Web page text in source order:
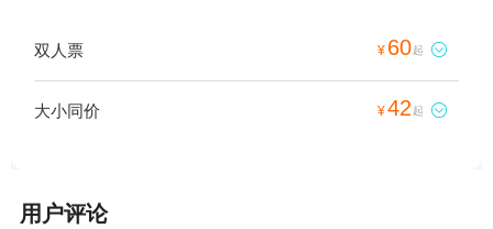
双人票 ¥ 60起 
大小同价 ¥42 起 
用户评论